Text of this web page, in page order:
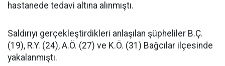
hastanede tedavi altına alınmıştı.
Saldırıyı gerçekleştirdikleri anlaşılan şüpheliler B.Ç.
(19), R.Y. (24), A.Ö. (27) ve K.Ö. (31) Bağcılar ilçesinde
yakalanmıştı.